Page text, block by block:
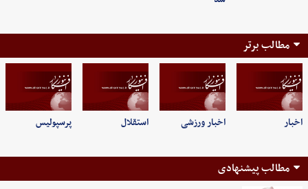
مطالب برتر
اخبار اخبار ورزشی استقلال پرسپولیس
مطالب پیشنهادی